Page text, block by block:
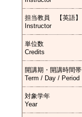
担当教員 【英語】
Instructor
単位数
Credits
開講期・開講時間帯
Term / Day / Period
対象学年
Year